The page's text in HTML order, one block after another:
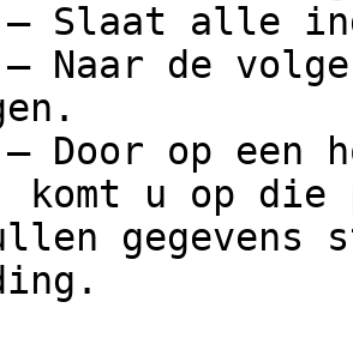
Slaat alle
Naar de
Door op een
komt u op die
gegevens